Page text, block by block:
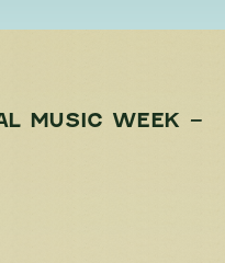
MUSIC WEEK –